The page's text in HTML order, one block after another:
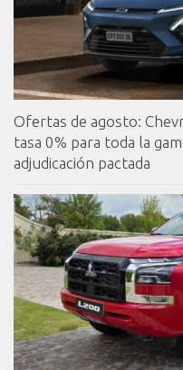
Ofertas de agosto:
tasa 0% para toda la
adjudicación pactada